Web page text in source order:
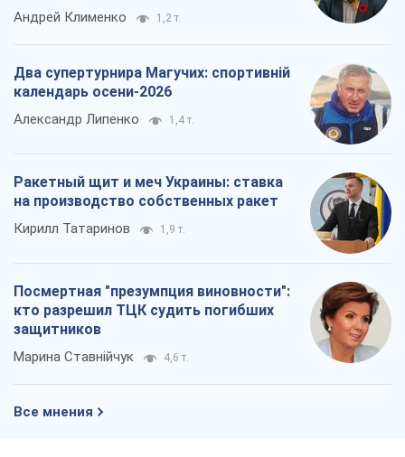
Андрей Клименко 1,2 т.
Два супертурнира Магучих: спортивній
календарь осени-2026
Александр Липенко 1,4 т.
Ракетный щит и меч Украины: ставка
на производство собственных ракет
Кирилл Татаринов 1,9 т.
Посмертная "презумпция виновности":
кто разрешил ТЦК судить погибших
защитников
Марина Ставнійчук 4,6 т.
Все мнения